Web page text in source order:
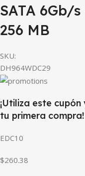
SATA 6Gb/
256 MB
SKU:
DH964WDC29
¡Utiliza este
tu primera compra!
EDC10
$260.38